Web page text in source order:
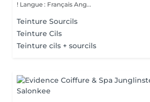
! Langue : Français Ang...
Teinture Sourcils
Teinture Cils
Teinture cils + sourcils